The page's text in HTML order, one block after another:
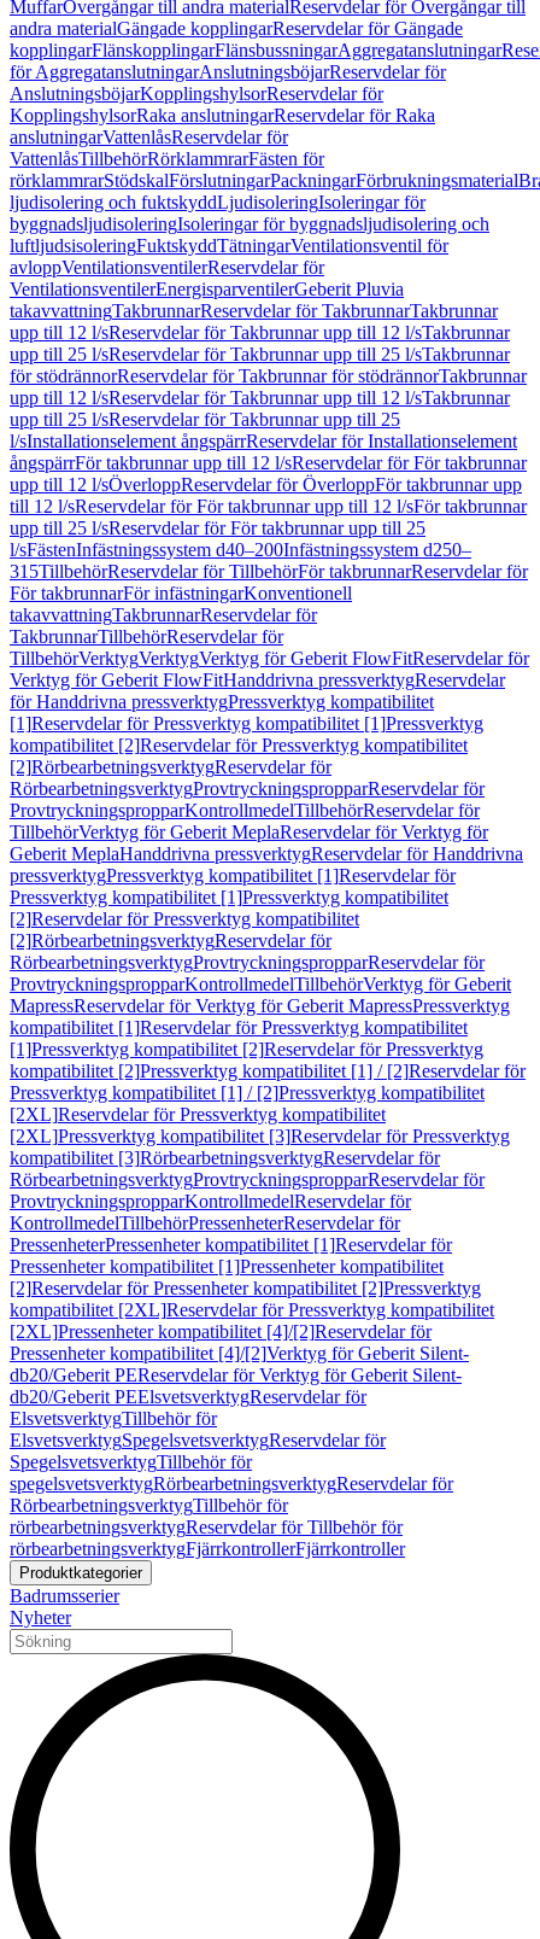
MuffarÖvergångar till andra materialReservdelar för Övergångar till
andra materialGängade kopplingarReservdelar för Gängade
kopplingarFlänskopplingarFlänsbussningarAggregatanslutningar
för AggregatanslutningarAnslutningsböjarReservdelar för
AnslutningsböjarKopplingshylsorReservdelar för
KopplingshylsorRaka anslutningarReservdelar för Raka
anslutningarVattenlåsReservdelar för
VattenlåsTillbehörRörklammrarFästen för
rörklammrarStödskalFörslutningarPackningarFörbrukningsmaterial
ljudisolering och fuktskyddLjudisoleringIsoleringar för
byggnadsljudisoleringIsoleringar för byggnadsljudisolering och
luftljudsisoleringFuktskyddTätningarVentilationsventil för
avloppVentilationsventilerReservdelar för
VentilationsventilerEnergisparventilerGeberit Pluvia
takavvattningTakbrunnarReservdelar för TakbrunnarTakbrunnar
upp till 12 l/sReservdelar för Takbrunnar upp till 12 l/sTakbrunnar
upp till 25 l/sReservdelar för Takbrunnar upp till 25 l/sTakbrunnar
för stödrännorReservdelar för Takbrunnar för stödrännorTakbrunnar
upp till 12 l/sReservdelar för Takbrunnar upp till 12 l/sTakbrunnar
upp till 25 l/sReservdelar för Takbrunnar upp till 25
l/sInstallationselement ångspärrReservdelar för Installationselement
ångspärrFör takbrunnar upp till 12 l/sReservdelar för För takbrunnar
upp till 12 l/sÖverloppReservdelar för ÖverloppFör takbrunnar upp
till 12 l/sReservdelar för För takbrunnar upp till 12 l/sFör takbrunnar
upp till 25 l/sReservdelar för För takbrunnar upp till 25
l/sFästenInfästningssystem d40–200Infästningssystem d250–
315TillbehörReservdelar för TillbehörFör takbrunnarReservdelar för
För takbrunnarFör infästningarKonventionell
takavvattningTakbrunnarReservdelar för
TakbrunnarTillbehörReservdelar för
TillbehörVerktygVerktygVerktyg för Geberit FlowFitReservdelar för
Verktyg för Geberit FlowFitHanddrivna pressverktygReservdelar
för Handdrivna pressverktygPressverktyg kompatibilitet
[1]Reservdelar för Pressverktyg kompatibilitet [1]Pressverktyg
kompatibilitet [2]Reservdelar för Pressverktyg kompatibilitet
[2]RörbearbetningsverktygReservdelar för
RörbearbetningsverktygProvtryckningspropparReservdelar för
ProvtryckningspropparKontrollmedelTillbehörReservdelar för
TillbehörVerktyg för Geberit MeplaReservdelar för Verktyg för
Geberit MeplaHanddrivna pressverktygReservdelar för Handdrivna
pressverktygPressverktyg kompatibilitet [1]Reservdelar för
Pressverktyg kompatibilitet [1]Pressverktyg kompatibilitet
[2]Reservdelar för Pressverktyg kompatibilitet
[2]RörbearbetningsverktygReservdelar för
RörbearbetningsverktygProvtryckningspropparReservdelar för
ProvtryckningspropparKontrollmedelTillbehörVerktyg för Geberit
MapressReservdelar för Verktyg för Geberit MapressPressverktyg
kompatibilitet [1]Reservdelar för Pressverktyg kompatibilitet
[1]Pressverktyg kompatibilitet [2]Reservdelar för Pressverktyg
kompatibilitet [2]Pressverktyg kompatibilitet [1] / [2]Reservdelar för
Pressverktyg kompatibilitet [1] / [2]Pressverktyg kompatibilitet
[2XL]Reservdelar för Pressverktyg kompatibilitet
[2XL]Pressverktyg kompatibilitet [3]Reservdelar för Pressverktyg
kompatibilitet [3]RörbearbetningsverktygReservdelar för
RörbearbetningsverktygProvtryckningspropparReservdelar för
ProvtryckningspropparKontrollmedelReservdelar för
KontrollmedelTillbehörPressenheterReservdelar för
PressenheterPressenheter kompatibilitet [1]Reservdelar för
Pressenheter kompatibilitet [1]Pressenheter kompatibilitet
[2]Reservdelar för Pressenheter kompatibilitet [2]Pressverktyg
kompatibilitet [2XL]Reservdelar för Pressverktyg kompatibilitet
[2XL]Pressenheter kompatibilitet [4]/[2]Reservdelar för
Pressenheter kompatibilitet [4]/[2]Verktyg för Geberit Silent-
db20/Geberit PEReservdelar för Verktyg för Geberit Silent-
db20/Geberit PEElsvetsverktygReservdelar för
ElsvetsverktygTillbehör för
ElsvetsverktygSpegelsvetsverktygReservdelar för
SpegelsvetsverktygTillbehör för
spegelsvetsverktygRörbearbetningsverktygReservdelar för
RörbearbetningsverktygTillbehör för
rörbearbetningsverktygReservdelar för Tillbehör för
rörbearbetningsverktygFjärrkontrollerFjärrkontroller
Produktkategorier
Badrumsserier
Nyheter